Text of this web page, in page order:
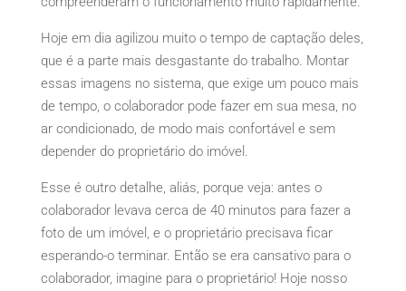
Hoje em dia agilizou muito o tempo de captação deles,
que é a parte mais desgastante do trabalho. Montar
essas imagens no sistema, que exige um pouco mais
de tempo, o colaborador pode fazer em sua mesa, no
ar condicionado, de modo mais confortável e sem
depender do proprietário do imóvel.
Esse é outro detalhe, aliás, porque veja: antes o
colaborador levava cerca de 40 minutos para fazer a
foto de um imóvel, e o proprietário precisava ficar
esperando-o terminar. Então se era cansativo para o
colaborador, imagine para o proprietário! Hoje nosso